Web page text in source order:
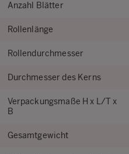
Anzahl Blätter
Rollenlänge
Rollendurchmesser
Durchmesser des Kerns
Verpackungsmaße H x L/T x
B
Gesamtgewicht